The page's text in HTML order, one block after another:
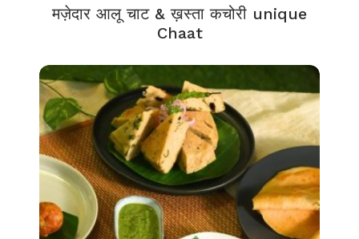
मज़ेदार आलू चाट & ख़स्ता कचोरी unique
Chaat